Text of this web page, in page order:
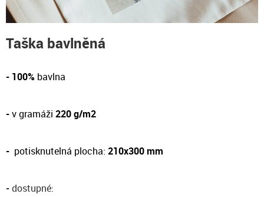
Taška bavlněná
- 100% bavlna
-v gramáži 220 g/m2
- potisknutelná plocha: 210x300 mm
-dostupné: